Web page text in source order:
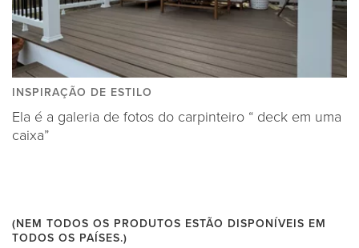
INSPIRAÇÃO DE ESTILO
Ela é a galeria de fotos do carpinteiro “ deck em uma
caixa”
(NEM TODOS OS PRODUTOS ESTÃO DISPONÍVEIS EM
TODOS OS PAÍSES.)